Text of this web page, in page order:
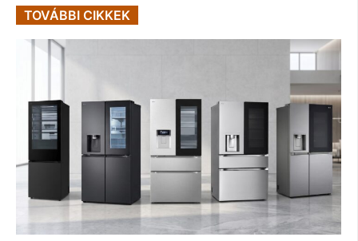
TOVÁBBI CIKKEK